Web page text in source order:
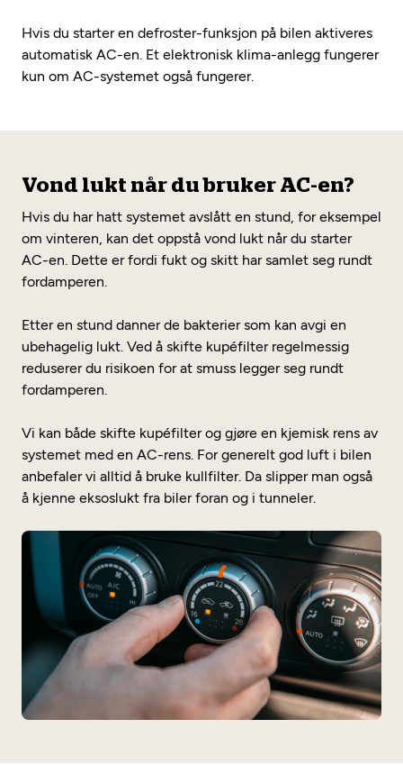
Hvis du starter en defroster-funksjon på bilen aktiveres
automatisk AC-en. Et elektronisk klima-anlegg fungerer
kun om AC-systemet også fungerer.
Vond lukt når du bruker AC-en?
Hvis du har hatt systemet avslått en stund, for eksempel
om vinteren, kan det oppstå vond lukt når du starter
AC-en. Dette er fordi fukt og skitt har samlet seg rundt
fordamperen.
Etter en stund danner de bakterier som kan avgi en
ubehagelig lukt. Ved å skifte kupéfilter regelmessig
reduserer du risikoen for at smuss legger seg rundt
fordamperen.
Vi kan både skifte kupéfilter og gjøre en kjemisk rens av
systemet med en AC-rens. For generelt god luft i bilen
anbefaler vi alltid å bruke kullfilter. Da slipper man også
å kjenne eksoslukt fra biler foran og i tunneler.